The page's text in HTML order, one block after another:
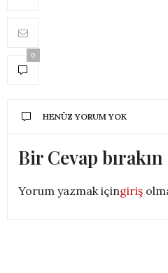
0
HENÜZ YORUM YOK
Bir Cevap bırakın
Yorum yazmak içingiriş